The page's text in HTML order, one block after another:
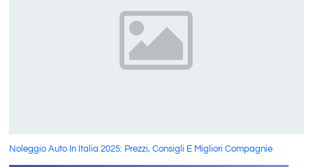
Noleggio Auto In Italia 2025: Prezzi, Consigli E Migliori Compagnie